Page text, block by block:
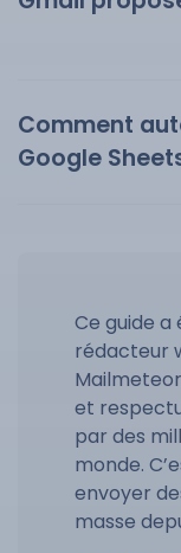
Comment
Google
Ce guide a
rédacteur
et
par des
monde.
envoyer
masse